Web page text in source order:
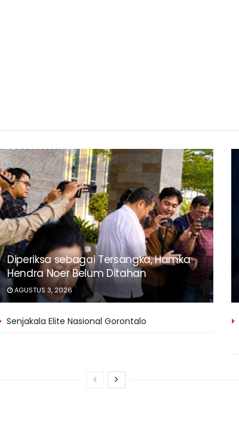
Diperiksa sebagai Tersangka, Hamka
Hendra Noer Belum Ditahan
AGUSTUS 3, 2026
Senjakala Elite Nasional Gorontalo